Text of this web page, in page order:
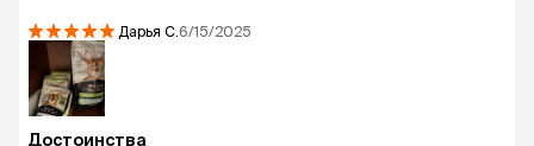
Дарья С. 6/15/2025
Достоинства